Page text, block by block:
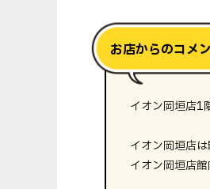
イオン岡垣店1
イオン岡垣店は
イオン岡垣店館